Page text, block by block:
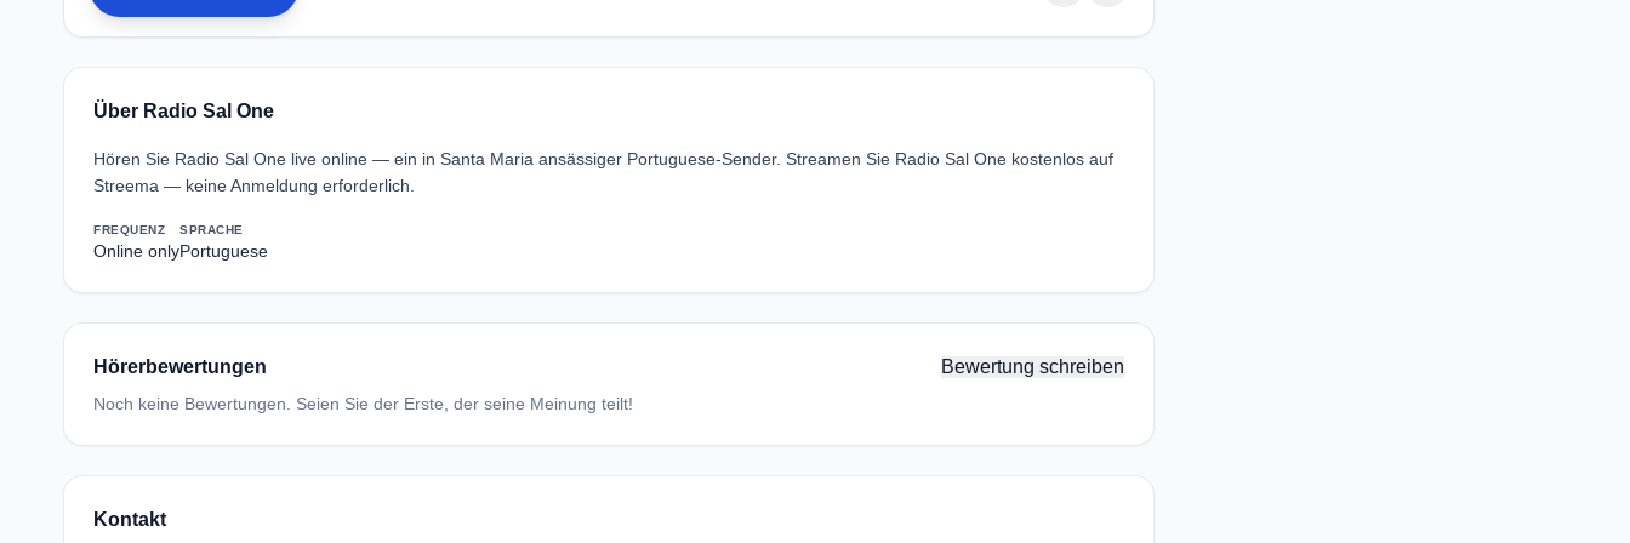
Über Radio Sal One
Hören Sie Radio Sal One live online — ein in Santa Maria ansässiger Portuguese-Sender. Streamen Sie Radio Sal One kostenlos auf
Streema — keine Anmeldung erforderlich.
FREQUENZ
Online only
SPRACHE
Portuguese
Hörerbewertungen Bewertung schreiben
Noch keine Bewertungen. Seien Sie der Erste, der seine Meinung teilt!
Kontakt